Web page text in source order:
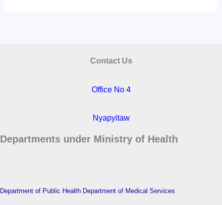
Contact Us
Office No 4
Nyapyitaw
Departments under Ministry of Health
Department of Public Health Department of Medical Services